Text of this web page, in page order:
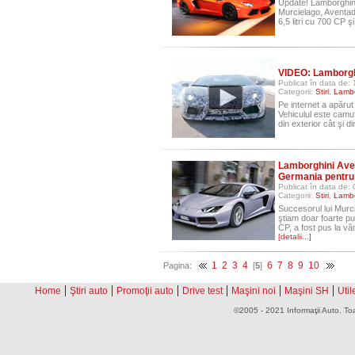
Update!
Murcielago,
6,5 litri cu 700 CP
VIDEO:
Publicat în data de:
Categorii: Stiri
Pe internet a
Vehiculul este
din exterior cât şi
Lamborghini
Germania
Publicat în data de:
Categorii: Stiri
Succesorul lui
ştiam doar foarte
CP, a fost pus la
[detalii...]
Pagina: 1 2 3 4 [5] 6 7 8 9 10
Home | Ştiri auto | Promoţii auto | Drive test | Maşini noi | Maşini SH |
©2005 - 2021 Informaţii Auto.